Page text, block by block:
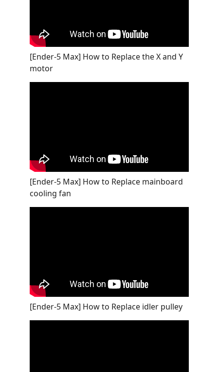
[Ender-5 Max] How to Replace the X and Y
motor
[Ender-5 Max] How to Replace mainboard
cooling fan
[Ender-5 Max] How to Replace idler pulley